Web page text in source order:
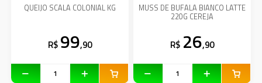
QUEIJO SCALA COLONIAL KG
R$ 99,90
MUSS DE BUFALA BIANCO LATTE
220G CEREJA
R$ 26,90